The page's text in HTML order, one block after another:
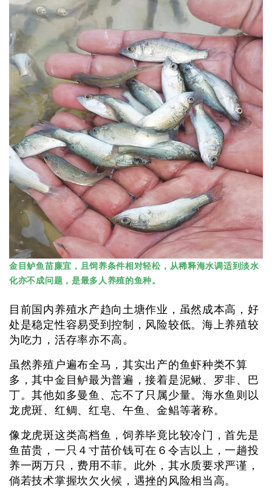
金目鲈鱼苗廉宜，且饲养条件相对轻松，从稀释海水调适到淡水
化亦不成问题，是最多人养殖的鱼种。
目前国内养殖水产趋向土塘作业，虽然成本高，好
处是稳定性容易受到控制，风险较低。海上养殖较
为吃力，活存率亦不高。
虽然养殖户遍布全马，其实出产的鱼虾种类不算
多，其中金目鲈最为普遍，接着是泥鳅、罗非、巴
丁。其他如多曼鱼、忘不了只属少量。海水鱼则以
龙虎斑、红鲷、红皂、午鱼、金鲳等著称。
像龙虎斑这类高档鱼，饲养毕竟比较冷门，首先是
鱼苗贵，一只４寸苗价钱可在６令吉以上，一趟投
养一两万只，费用不菲。此外，其水质要求严谨，
倘若技术掌握坎欠火候，遇挫的风险相当高。